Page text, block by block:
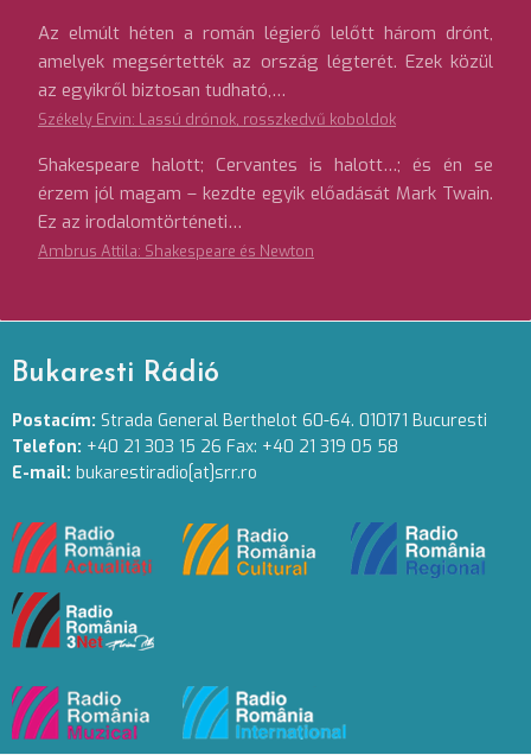
Az elmúlt héten a román légierő lelőtt három drónt,
amelyek megsértették az ország légterét. Ezek közül
az egyikről biztosan tudható,…
Székely Ervin: Lassú drónok, rosszkedvű koboldok
Shakespeare halott; Cervantes is halott…; és én se
érzem jól magam – kezdte egyik előadását Mark Twain.
Ez az irodalomtörténeti…
Ambrus Attila: Shakespeare és Newton
Bukaresti Rádió
Postacím: Strada General Berthelot 60-64. 010171 Bucuresti
Telefon: +40 21 303 15 26 Fax: +40 21 319 05 58
E-mail: bukarestiradio[at]srr.ro